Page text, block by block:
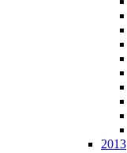
2013